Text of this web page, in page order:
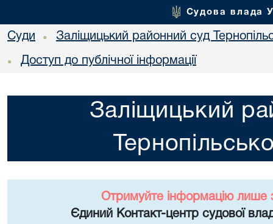
Судова влада
Суди • Заліщицький районний суд
• Доступ до публічної інформації
Заліщицький
Отримуйте інформацію лише
Єдиний Контакт-центр судової